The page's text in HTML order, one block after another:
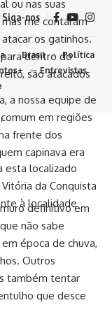
ou nas suas
me contaram
os gatinhos.
dentro do
são atacados
esta localizado
da Conquista
à localidade
a nossa equipe de
em regiões
frente dos
capinava era
definitivo em
não sabe
época de chuva,
Outros
também tentar
que desce
Siga-nos
Brasil
Política
Entrevistas